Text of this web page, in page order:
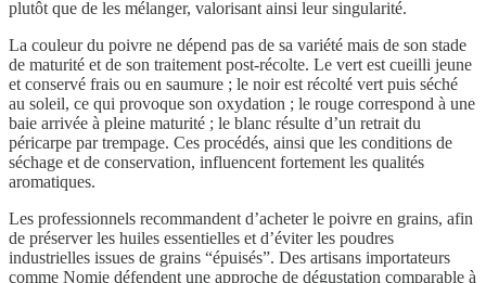
plutôt que de les mélanger, valorisant ainsi leur singularité.
La couleur du poivre ne dépend pas de sa variété mais de son stade
de maturité et de son traitement post-récolte. Le vert est cueilli jeune
et conservé frais ou en saumure ; le noir est récolté vert puis séché
au soleil, ce qui provoque son oxydation ; le rouge correspond à une
baie arrivée à pleine maturité ; le blanc résulte d’un retrait du
péricarpe par trempage. Ces procédés, ainsi que les conditions de
séchage et de conservation, influencent fortement les qualités
aromatiques.
Les professionnels recommandent d’acheter le poivre en grains, afin
de préserver les huiles essentielles et d’éviter les poudres
industrielles issues de grains “épuisés”. Des artisans importateurs
comme Nomie défendent une approche de dégustation comparable à